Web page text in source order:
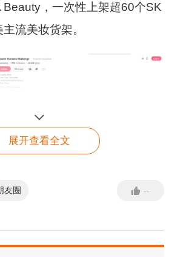
Beauty，一次性上架超60个SK
流美妆货架。
）
道实现关键性突破，打通欧美
【免费入驻】 亚马逊入驻
立即入驻
展开查看全文
友圈 --